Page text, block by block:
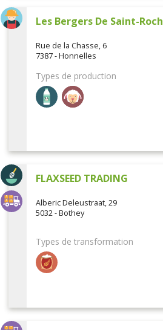
Les Bergers De Saint-Roch
Rue de la Chasse, 6
7387 - Honnelles
Types de production
FLAXSEED TRADING
Alberic Deleustraat, 29
5032 - Bothey
Types de transformation